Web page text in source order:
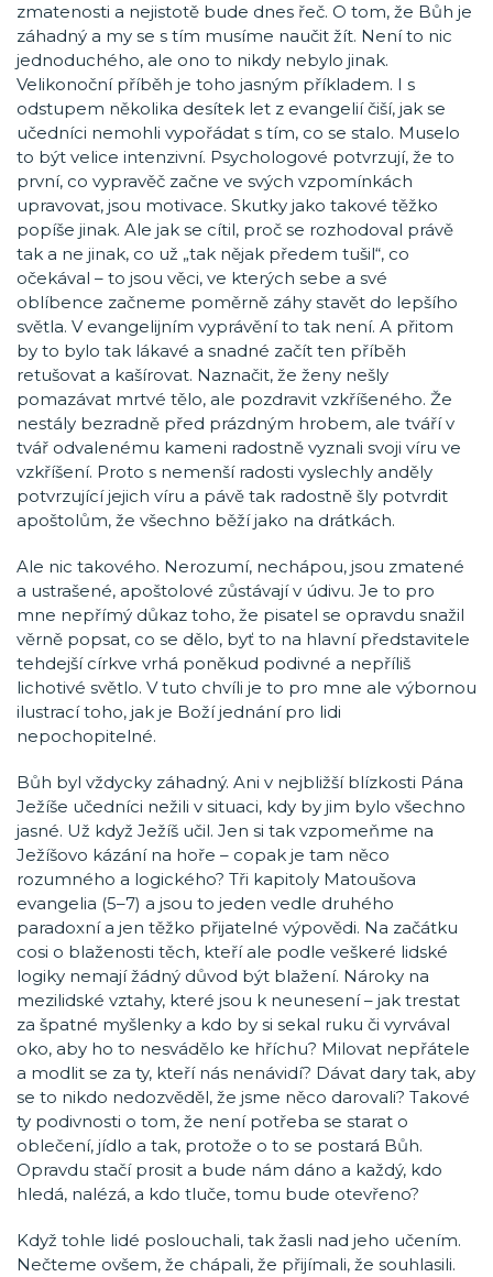
zmatenosti a nejistotě bude dnes řeč. O tom, že Bůh je
záhadný a my se s tím musíme naučit žít. Není to nic
jednoduchého, ale ono to nikdy nebylo jinak.
Velikonoční příběh je toho jasným příkladem. I s
odstupem několika desítek let z evangelií čiší, jak se
učedníci nemohli vypořádat s tím, co se stalo. Muselo
to být velice intenzivní. Psychologové potvrzují, že to
první, co vypravěč začne ve svých vzpomínkách
upravovat, jsou motivace. Skutky jako takové těžko
popíše jinak. Ale jak se cítil, proč se rozhodoval právě
tak a ne jinak, co už „tak nějak předem tušil“, co
očekával – to jsou věci, ve kterých sebe a své
oblíbence začneme poměrně záhy stavět do lepšího
světla. V evangelijním vyprávění to tak není. A přitom
by to bylo tak lákavé a snadné začít ten příběh
retušovat a kašírovat. Naznačit, že ženy nešly
pomazávat mrtvé tělo, ale pozdravit vzkříšeného. Že
nestály bezradně před prázdným hrobem, ale tváří v
tvář odvalenému kameni radostně vyznali svoji víru ve
vzkříšení. Proto s nemenší radosti vyslechly anděly
potvrzující jejich víru a pávě tak radostně šly potvrdit
apoštolům, že všechno běží jako na drátkách.
Ale nic takového. Nerozumí, nechápou, jsou zmatené
a ustrašené, apoštolové zůstávají v údivu. Je to pro
mne nepřímý důkaz toho, že pisatel se opravdu snažil
věrně popsat, co se dělo, byť to na hlavní představitele
tehdejší církve vrhá poněkud podivné a nepříliš
lichotivé světlo. V tuto chvíli je to pro mne ale výbornou
ilustrací toho, jak je Boží jednání pro lidi
nepochopitelné.
Bůh byl vždycky záhadný. Ani v nejbližší blízkosti Pána
Ježíše učedníci nežili v situaci, kdy by jim bylo všechno
jasné. Už když Ježíš učil. Jen si tak vzpomeňme na
Ježíšovo kázání na hoře – copak je tam něco
rozumného a logického? Tři kapitoly Matoušova
evangelia (5–7) a jsou to jeden vedle druhého
paradoxní a jen těžko přijatelné výpovědi. Na začátku
cosi o blaženosti těch, kteří ale podle veškeré lidské
logiky nemají žádný důvod být blažení. Nároky na
mezilidské vztahy, které jsou k neunesení – jak trestat
za špatné myšlenky a kdo by si sekal ruku či vyrvával
oko, aby ho to nesvádělo ke hříchu? Milovat nepřátele
a modlit se za ty, kteří nás nenávidí? Dávat dary tak, aby
se to nikdo nedozvěděl, že jsme něco darovali? Takové
ty podivnosti o tom, že není potřeba se starat o
oblečení, jídlo a tak, protože o to se postará Bůh.
Opravdu stačí prosit a bude nám dáno a každý, kdo
hledá, nalézá, a kdo tluče, tomu bude otevřeno?
Když tohle lidé poslouchali, tak žasli nad jeho učením.
Nečteme ovšem, že chápali, že přijímali, že souhlasili.